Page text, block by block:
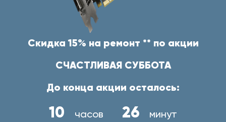
Скидка 15% на ремонт ** по акции
СЧАСТЛИВАЯ СУББОТА
До конца акции осталось:
10 часов 26 минут